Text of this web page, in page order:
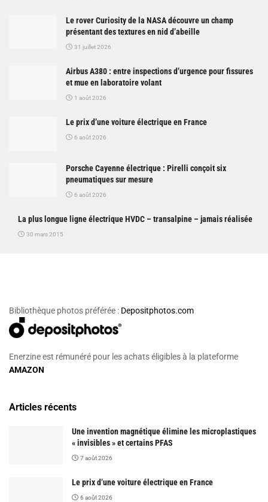
Le rover Curiosity de la NASA découvre un champ
présentant des textures en nid d’abeille
31 juillet 2026
Airbus A380 : entre inspections d’urgence pour fissures
et mue en laboratoire volant
1 août 2026
Le prix d’une voiture électrique en France
6 août 2026
Porsche Cayenne électrique : Pirelli conçoit six
pneumatiques sur mesure
6 août 2026
La plus longue ligne électrique HVDC – transalpine – jamais réalisée
30 mars 2015
Bibliothèque photos préférée : Depositphotos.com
Enerzine est rémunéré pour les achats éligibles à la plateforme
AMAZON
Articles récents
Une invention magnétique élimine les microplastiques
« invisibles » et certains PFAS
7 août 2026
Le prix d’une voiture électrique en France
6 août 2026